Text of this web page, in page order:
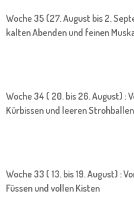
Woche 35 (27. August bis 2.
kalten Abenden und feinen
Woche 34 ( 20. bis 26. August) :
Kürbissen und leeren Strohballen
Woche 33 ( 13. bis 19. August) :
Füssen und vollen Kisten